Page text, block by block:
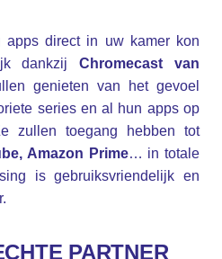
apps direct in uw kamer kon
dankzijChromecast van
genieten van het gevoel
series en al hun apps op
zullen toegang hebben tot
Amazon Prime… in totale
is gebruiksvriendelijk en
PARTNER